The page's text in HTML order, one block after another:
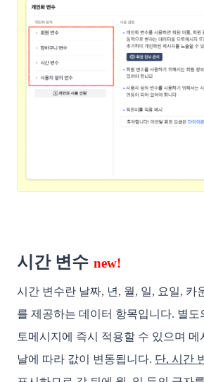
시간 변수 new!
시간 변수란 날짜, 년, 월, 일, 요일, 카
를 제공하는 데이터 항목입니다. 별도
토메시지에 즉시 적용할 수 있으며 메
날에 따라 값이 변동됩니다. 단, 시간